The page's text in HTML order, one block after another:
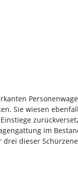
Sie wiesen
im
dieser